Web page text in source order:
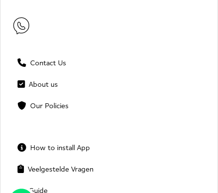
Contact Us
About us
Our Policies
How to install App
Veelgestelde Vragen
Guide